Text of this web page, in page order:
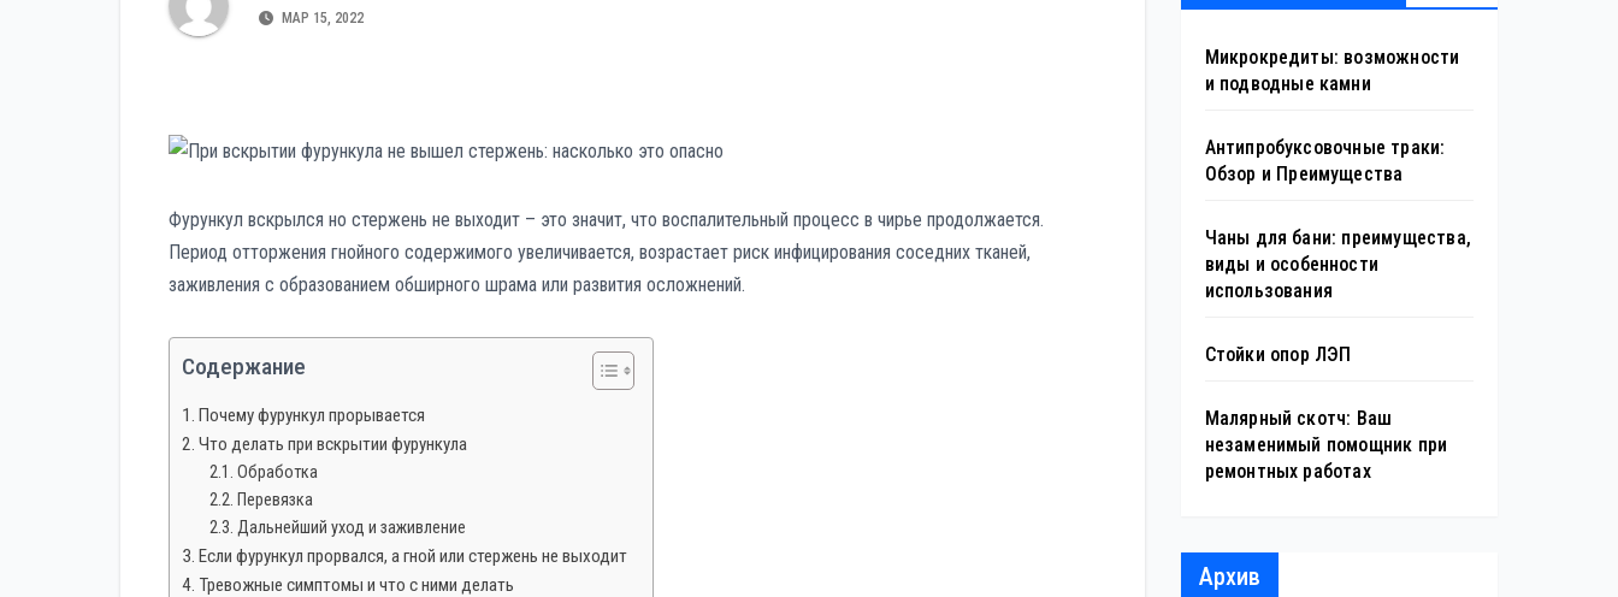
МАР 15, 2022
Фурункул вскрылся но стержень не выходит – это значит, что воспалительный процесс в чирье продолжается.
Период отторжения гнойного содержимого увеличивается, возрастает риск инфицирования соседних тканей,
заживления с образованием обширного шрама или развития осложнений.
Содержание
Почему фурункул прорывается
Что делать при вскрытии фурункула
Обработка
Перевязка
Дальнейший уход и заживление
Если фурункул прорвался, а гной или стержень не выходит
Тревожные симптомы и что с ними делать
Микрокредиты: возможности
и подводные камни
Антипробуксовочные траки:
Обзор и Преимущества
Чаны для бани: преимущества,
виды и особенности
использования
Стойки опор ЛЭП
Малярный скотч: Ваш
незаменимый помощник при
ремонтных работах
Архив